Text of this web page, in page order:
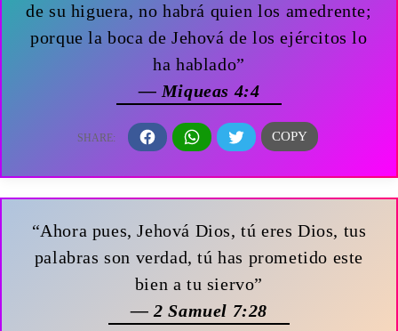
de su higuera, no habrá quien los amedrente;
porque la boca de Jehová de los ejércitos lo
ha hablado”
— Miqueas 4:4
“Ahora pues, Jehová Dios, tú eres Dios, tus
palabras son verdad, tú has prometido este
bien a tu siervo”
— 2 Samuel 7:28